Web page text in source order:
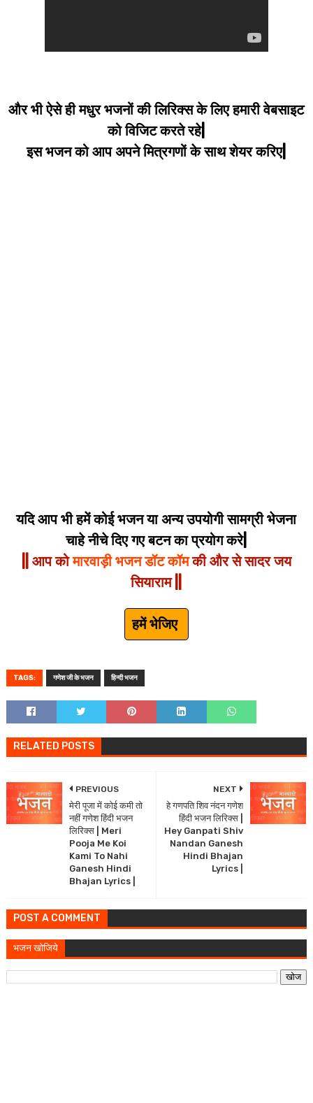
और भी ऐसे ही मधुर भजनों की लिरिक्स के लिए हमारी वेबसाइट
को विजिट करते रहे|
इस भजन को आप अपने मित्रगणों के साथ शेयर करिए|
यदि आप भी हमें कोई भजन या अन्य उपयोगी सामग्री भेजना
चाहे नीचे दिए गए बटन का प्रयोग करे|
|| आप कोमारवाड़ी भजन डॉट कॉमकी और से सादर जय
सियाराम ||
हमें भेजिए
TAGS: गणेश जी के भजन हिन्दी भजन
RELATED POSTS
NEXT
हे गणपति शिव नंदन गणेश
हिंदी भजन लिरिक्स |
Hey Ganpati Shiv
Nandan Ganesh
Hindi Bhajan
Lyrics |
PREVIOUS
मेरी पूजा में कोई कमी तो
नहीं गणेश हिंदी भजन
लिरिक्स | Meri
Pooja Me Koi
Kami To Nahi
Ganesh Hindi
Bhajan Lyrics |
POST A COMMENT
भजन खोजिये